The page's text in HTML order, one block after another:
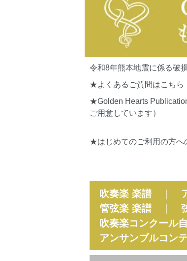
令和8年熊本地震に係る破
★よくあるご質問はこちら
★Golden Hearts
ご用意しています）
★はじめてのご利用の方へ
吹奏楽 楽譜｜
管弦楽 楽譜｜
吹奏楽コンクール
アンサンブルコン